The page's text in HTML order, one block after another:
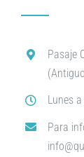
Pasaje
Lunes
Para